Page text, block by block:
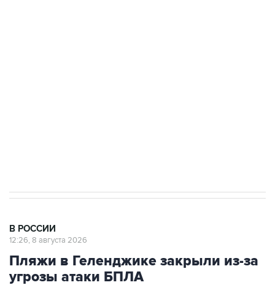
В РОССИИ
12:26, 8 августа 2026
Пляжи в Геленджике закрыли из-за
угрозы атаки БПЛА